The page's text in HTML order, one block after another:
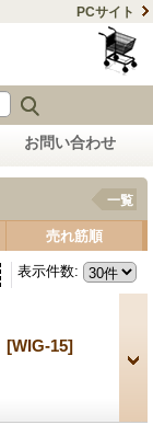
PCサイト
お問い合わせ
一覧
売れ筋順
表示件数:
[WIG-15]